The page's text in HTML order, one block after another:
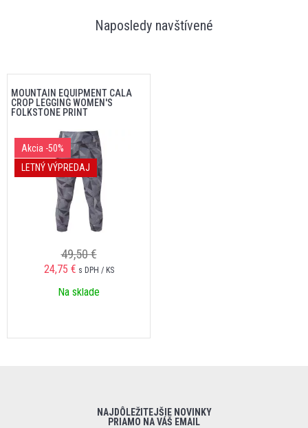
Naposledy navštívené
MOUNTAIN EQUIPMENT CALA
CROP LEGGING WOMEN'S
FOLKSTONE PRINT
Akcia -50%
LETNÝ VÝPREDAJ
49,50 €
24,75 € s DPH / KS
Na sklade
NAJDÔLEŽITEJŠIE NOVINKY
PRIAMO NA VÁŠ EMAIL